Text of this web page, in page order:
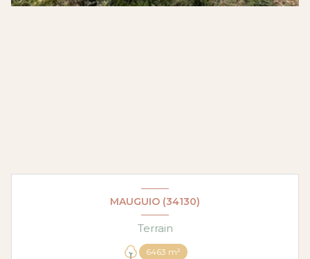
MAUGUIO (34130)
Terrain
6463 m²